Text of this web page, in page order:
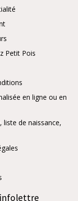
Petit Pois
en ligne ou en
liste de naissance,